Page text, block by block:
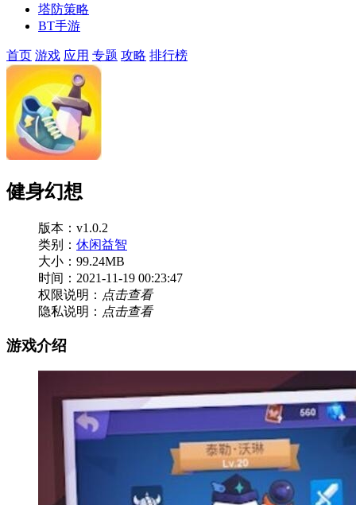
塔防策略
BT手游
首页 游戏 应用 专题 攻略 排行榜
健身幻想
版本：v1.0.2
类别： 休闲益智
大小：99.24MB
时间：2021-11-19 00:23:47
权限说明： 点击查看
隐私说明： 点击查看
游戏介绍